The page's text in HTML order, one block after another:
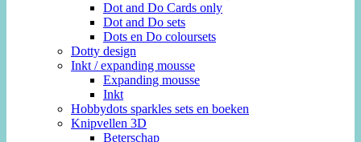
Dot and Do Cards only
Dot and Do sets
Dots en Do coloursets
Dotty design
Inkt / expanding mousse
Expanding mousse
Inkt
Hobbydots sparkles sets en boeken
Knipvellen 3D
Beterschap